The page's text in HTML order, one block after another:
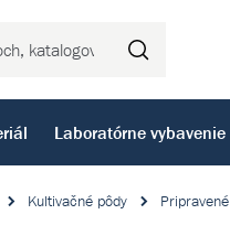
Laboratórne vybavenie
Kultivačné pôdy Pripravené